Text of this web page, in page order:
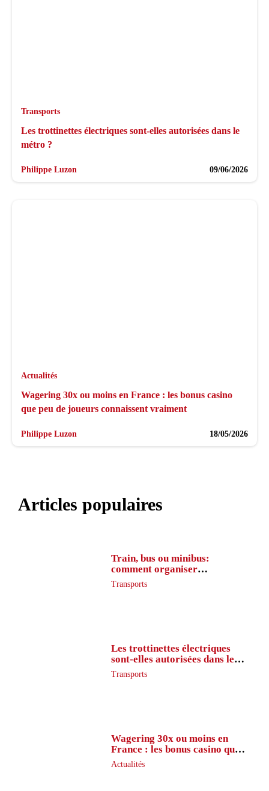
Transports
Les trottinettes électriques sont-elles autorisées dans le
métro ?
Philippe Luzon 09/06/2026
Actualités
Wagering 30x ou moins en France : les bonus casino
que peu de joueurs connaissent vraiment
Philippe Luzon 18/05/2026
Articles populaires
Train, bus ou minibus:
comment organiser
l’itinéraire en France
Transports
Les trottinettes électriques
sont-elles autorisées dans le
métro ?
Transports
Wagering 30x ou moins en
France : les bonus casino que
peu de joueurs connaissent
vraiment
Actualités